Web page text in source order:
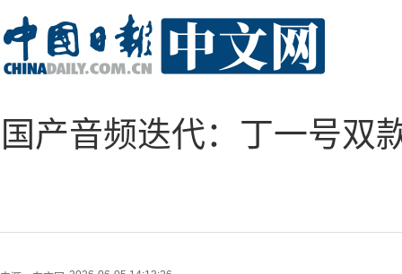
国产音频迭代：丁一号双